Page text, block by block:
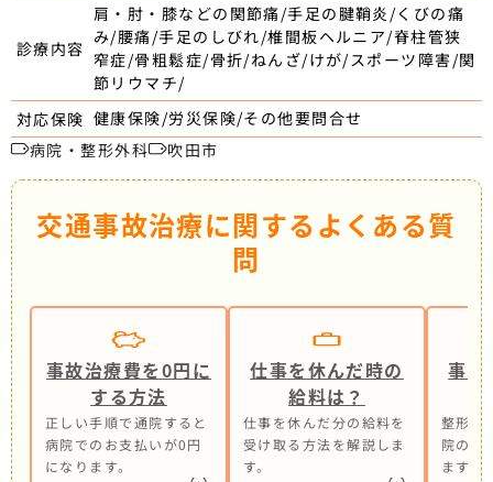
診療内容
肩・肘・膝などの関節痛/手足の腱鞘炎/くびの痛
み/腰痛/手足のしびれ/椎間板ヘルニア/脊柱管狭
窄症/骨粗鬆症/骨折/ねんざ/けが/スポーツ障害/関
節リウマチ/
対応保険 健康保険/労災保険/その他要問合せ
病院・整形外科
吹田市
交通事故治療に関するよくある質
問
事故治療費を0円に
する方法
正しい手順で通院すると
病院でのお支払いが0円
になります。
仕事を休んだ時の
給料は？
仕事を休んだ分の給料を
受け取る方法を解説しま
す。
事故
整形外
院の併
ます。